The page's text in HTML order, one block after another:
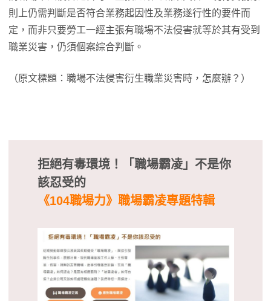
則上仍需判斷是否符合業務起因性及業務遂行性的要件而
定，而非只要勞工一經主張有職場不法侵害就等於其有受到
職業災害，仍須個案綜合判斷。
（原文標題：職場不法侵害衍生職業災害時，怎麼辦？）
拒絕有毒環境！
「職場霸凌」不是你
該忍受的
《104職場力》職場霸凌專題特輯